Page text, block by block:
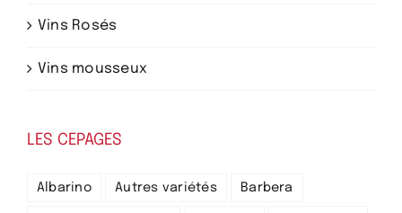
Vins Rosés
Vins mousseux
LES CEPAGES
Albarino Autres variétés Barbera